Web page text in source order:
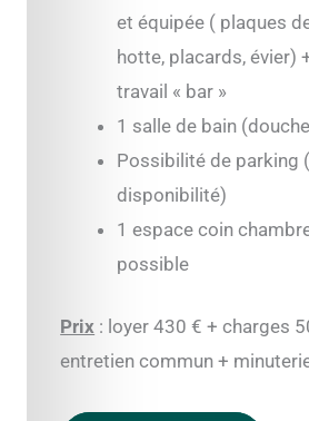
et équipée ( plaques
hotte, placards, évier)
travail « bar »
1 salle de bain
Possibilité de parking
disponibilité)
1 espace coin
possible
Prix : loyer 430 € + charges
entretien commun +